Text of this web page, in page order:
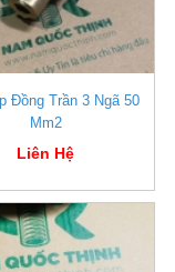
Đồng Trần 3 Ngã 50
Mm2
Liên Hệ